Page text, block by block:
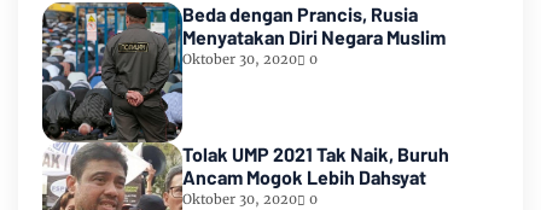
Beda dengan Prancis, Rusia
Menyatakan Diri Negara Muslim
Oktober 30, 2020 0
Tolak UMP 2021 Tak Naik, Buruh
Ancam Mogok Lebih Dahsyat
Oktober 30, 2020 0